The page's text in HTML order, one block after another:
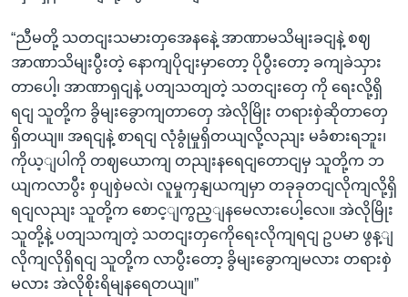
“ညီမတို့ သတငျးသမားတှအေနနေဲ့ အာဏာမသိမျးခငျနဲ့ စဈ
အာဏာသိမျးပွီးတဲ့ နောကျပိုငျးမှာတော့ ပိုပွီးတော့ ခကျခဲသှား
တာပေါ့၊ အာဏာရှငျနဲ့ ပတျသတျတဲ့ သတငျးတှေ ကို ရေးလို့ရှိ
ရငျ သူတို့က ခွိမျးခွောကျတာတှေ အဲလိုမြိုး တရားစှဲဆိုတာတှေ
ရှိတယျ။ အရငျနဲ့ စာရငျ လုံခွုံမှုရှိတယျလို့လညျး မခံစားရဘူး၊
ကိုယ့ျပါကို တဈယောကျ တညျးနရေငျတောငျမှ သူတို့က ဘ
ယျကလာပွီး စှပျစှဲမလဲ၊ လူမှုကှနျယကျမှာ တခုခုတငျလိုကျလို့ရှိ
ရငျလညျး သူတို့က စောင့ျကွည့ျနမေလားပေါ့လေ။ အဲလိုမြိုး
သူတို့နဲ့ ပတျသကျတဲ့ သတငျးတှကေိုရေးလိုကျရငျ ဥပမာ ဖွန့ျ
လိုကျလိုရှိရငျ သူတို့က လာပွီးတော့ ခွိမျးခွောကျမလား တရားစှဲ
မလား အဲလိုစိုးရိမျနရေတယျ။”